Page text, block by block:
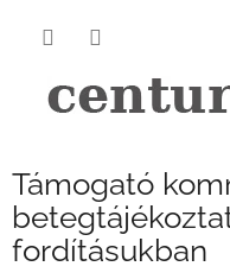
Támogató
fordításukban